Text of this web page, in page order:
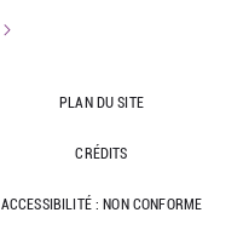
PLAN DU SITE
CRÉDITS
ACCESSIBILITÉ : NON CONFORME